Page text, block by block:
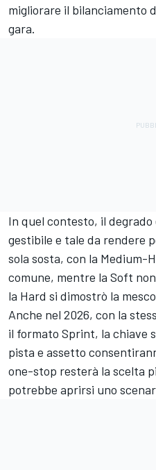
migliorare il bilanciamento
gara.
In quel contesto, il
gestibile e tale da rendere
sola sosta, con la Medium-
comune, mentre la Soft
la Hard si dimostrò la
Anche nel 2026, con la
il formato Sprint, la chiave
pista e assetto
one-stop resterà la scelta
potrebbe aprirsi uno